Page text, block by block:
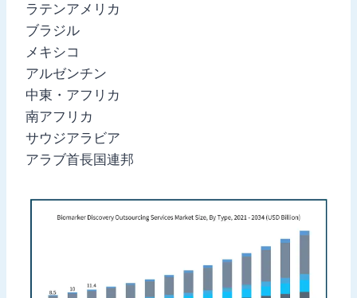
ラテンアメリカ
ブラジル
メキシコ
アルゼンチン
中東・アフリカ
南アフリカ
サウジアラビア
アラブ首長国連邦